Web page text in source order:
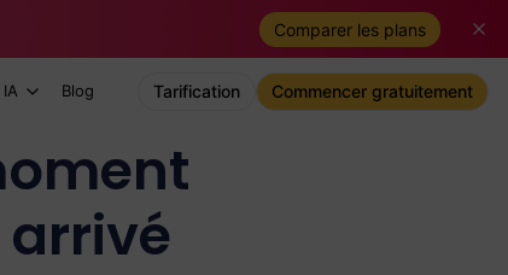
Comparer les plans
Blog Tarification Commencer gratuitement
arrivé